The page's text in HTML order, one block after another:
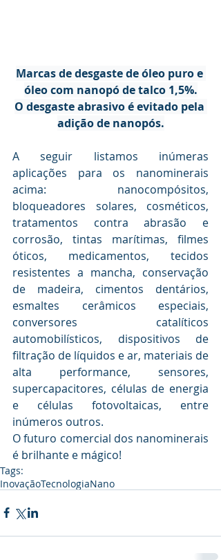
Marcas de desgaste de óleo puro e
óleo com nanopó de talco 1,5%.
O desgaste abrasivo é evitado pela
adição de nanopós.
A seguir listamos inúmeras
aplicações para os nanominerais
acima: nanocompósitos,
bloqueadores solares, cosméticos,
tratamentos contra abrasão e
corrosão, tintas marítimas, filmes
óticos, medicamentos, tecidos
resistentes a mancha, conservação
de madeira, cimentos dentários,
esmaltes cerâmicos especiais,
conversores catalíticos
automobilísticos, dispositivos de
filtração de líquidos e ar, materiais de
alta performance, sensores,
supercapacitores, células de energia
e células fotovoltaicas, entre
inúmeros outros.
O futuro comercial dos nanominerais
é brilhante e mágico!
Tags:
InovaçãoTecnologiaNano